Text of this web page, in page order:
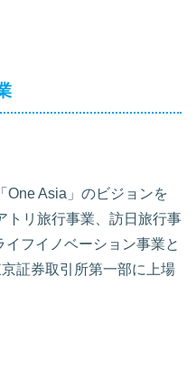
One Asia」のビジョンを
トリ旅行事業、訪日旅行事
フイノベーション事業と
証券取引所第一部に上場